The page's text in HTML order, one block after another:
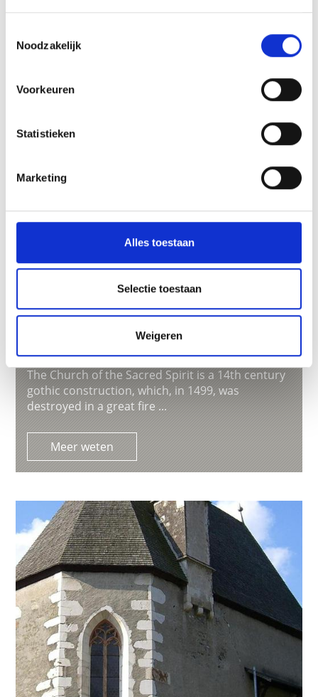
Noodzakelijk
Voorkeuren
Statistieken
Marketing
Alles toestaan
Selectie toestaan
Weigeren
a new church was built ...
Meer weten
CHURCH OF SACRED SPIRIT,
SILANDRO/SCHLANDERS
The Church of the Sacred Spirit is a 14th century
gothic construction, which, in 1499, was
destroyed in a great fire ...
Meer weten